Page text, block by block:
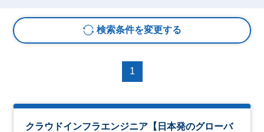
検索条件を変更する
1
クラウドインフラエンジニア【日本発のグローバ